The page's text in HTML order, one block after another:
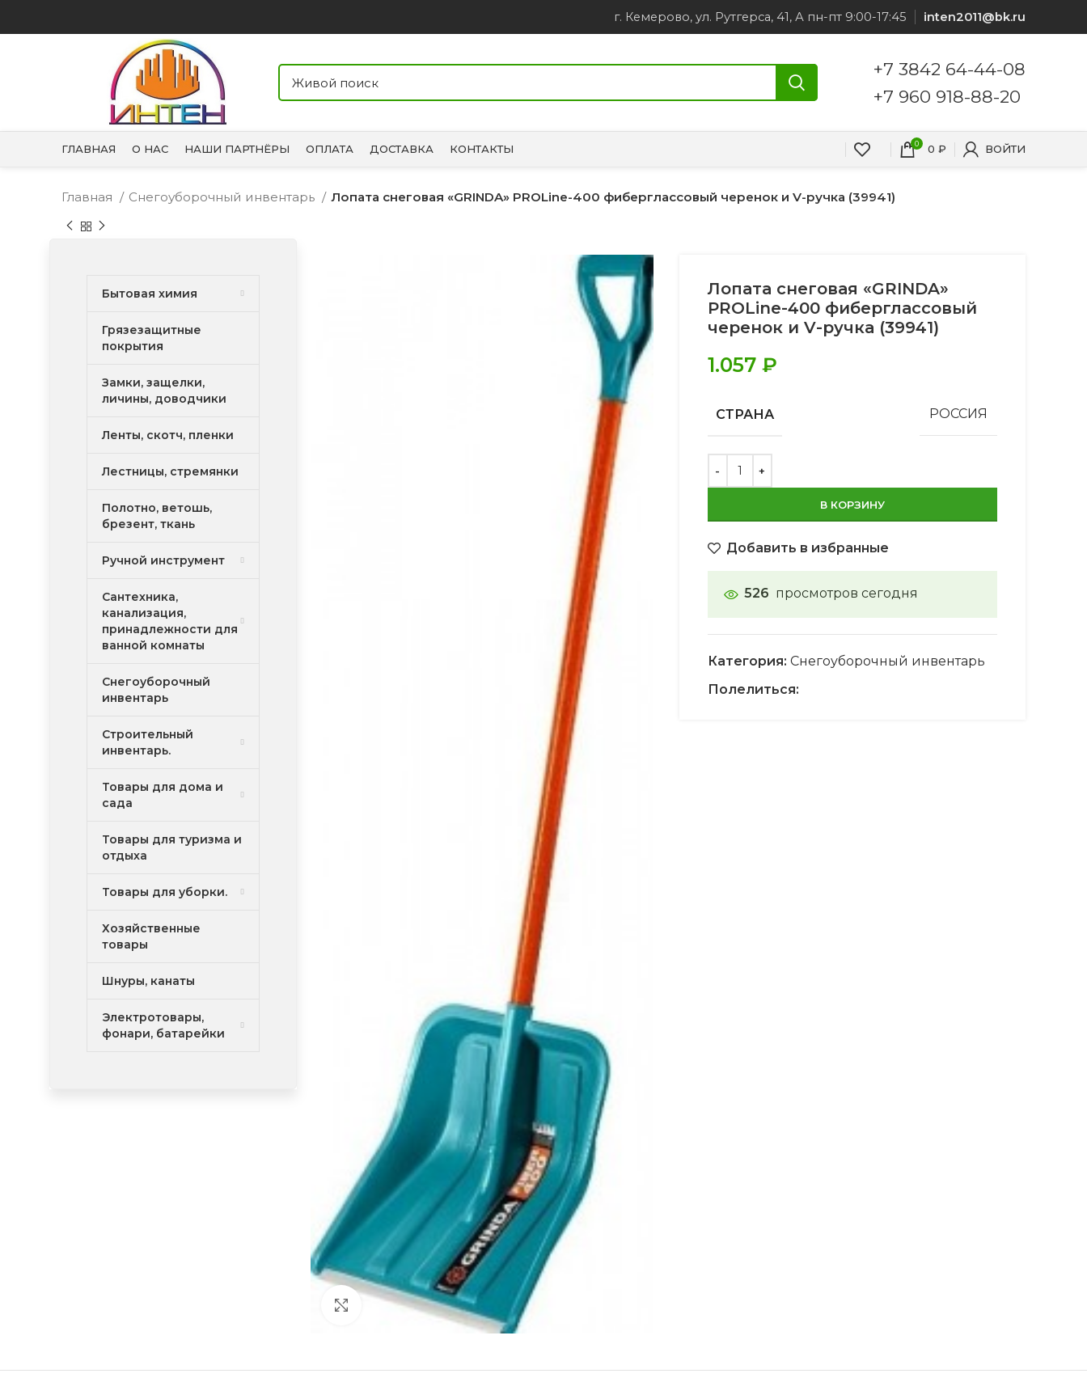
г. Кемерово, ул. Рутгерса, 41, А пн-пт 9:00-17:45 inten2011@bk.ru
+7 3842 64-44-08
+7 960 918-88-20
ГЛАВНАЯ О НАС НАШИ ПАРТНЁРЫ ОПЛАТА ДОСТАВКА КОНТАКТЫ 0 0 ₽ ВОЙТИ
Главная Снегоуборочный инвентарь Лопата снеговая «GRINDA» PROLine-400 фиберглассовый черенок и V-ручка (39941)
Увеличить
Лопата снеговая «GRINDA»
PROLine-400 фиберглассовый
черенок и V-ручка (39941)
1.057 ₽
СТРАНА РОССИЯ
В КОРЗИНУ
Добавить в избранные
526 просмотров сегодня
Категория: Снегоуборочный инвентарь
Полелиться:
Бытовая химия
Грязезащитные
покрытия
Замки, защелки,
личины, доводчики
Ленты, скотч, пленки
Лестницы, стремянки
Полотно, ветошь,
брезент, ткань
Ручной инструмент
Сантехника,
канализация,
принадлежности для
ванной комнаты
Снегоуборочный
инвентарь
Строительный
инвентарь.
Товары для дома и
сада
Товары для туризма и
отдыха
Товары для уборки.
Хозяйственные
товары
Шнуры, канаты
Электротовары,
фонари, батарейки